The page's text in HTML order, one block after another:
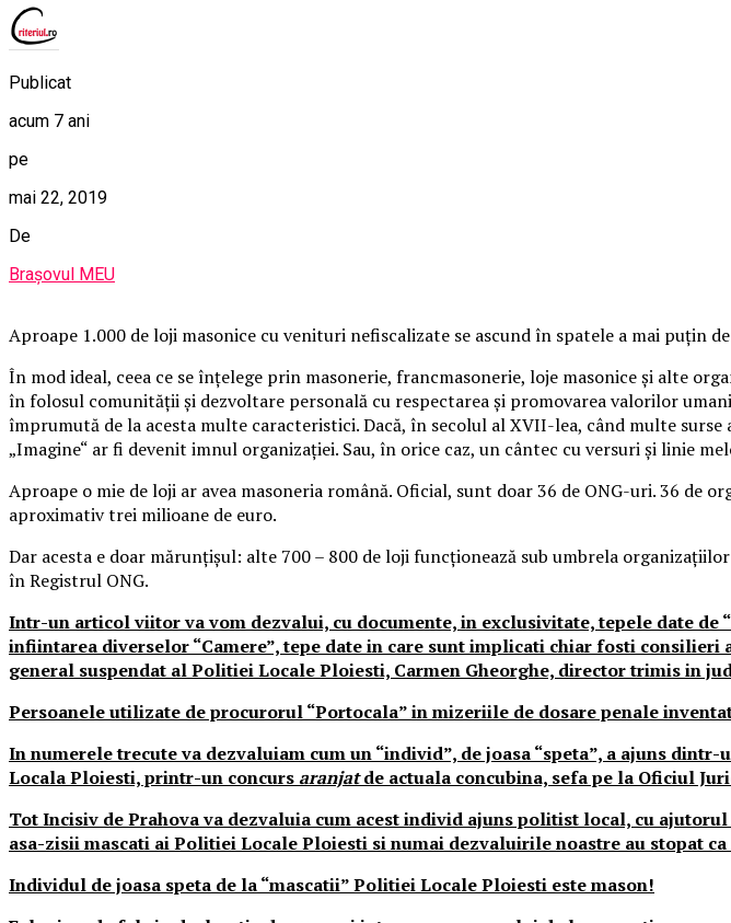
Publicat
acum 7 ani
pe
mai 22, 2019
De
Brașovul MEU
Aproape 1.000 de loji masonice cu venituri nefiscalizate se ascund în spatele a mai puțin
În mod ideal, ceea ce se înțelege prin masonerie, francmasonerie, loje masonice și alte
în folosul comunității și dezvoltare personală cu respectarea și promovarea valorilor
împrumută de la acesta multe caracteristici. Dacă, în secolul al XVII-lea, când multe
„Imagine“ ar fi devenit imnul organizației. Sau, în orice caz, un cântec cu versuri și linie
Aproape o mie de loji ar avea masoneria română. Oficial, sunt doar 36 de ONG-uri. 36
aproximativ trei milioane de euro.
Dar acesta e doar mărunțișul: alte 700 – 800 de loji funcționează sub umbrela
în Registrul ONG.
Intr-un articol viitor va vom dezvalui, cu documente, in exclusivitate, tepele date
infiintarea diverselor “Camere”, tepe date in care sunt implicati chiar fosti
general suspendat al Politiei Locale Ploiesti, Carmen Gheorghe, director trimis in
Persoanele utilizate de procurorul “Portocala” in mizeriile de dosare penale
In numerele trecute va dezvaluiam cum un “individ”, de joasa “speta”, a ajuns
Locala Ploiesti, printr-un concurs aranjatde actuala concubina, sefa pe la Oficiul
Tot Incisiv de Prahova va dezvaluia cum acest individ ajuns politist local, cu
asa-zisii mascati ai Politiei Locale Ploiesti si numai dezvaluirile noastre au stopat
Individul de joasa speta de la “mascatii” Politiei Locale Ploiesti este mason!